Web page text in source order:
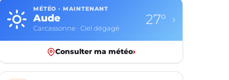
MÉTÉO · MAINTENANT
Aude
Carcassonne · Ciel dégagé
27° ›
Consulter ma météo›